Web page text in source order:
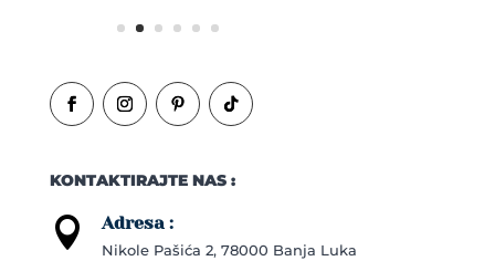
KONTAKTIRAJTE NAS :
 Adresa :
Nikole Pašića 2, 78000 Banja Luka